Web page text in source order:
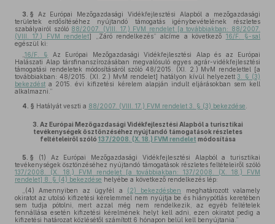
3. § Az Európai Mezőgazdasági Vidékfejlesztési Alapból a mezőgazdasági
területek erdősítéséhez nyújtandó támogatás igénybevételének részletes
szabályairól szóló 88/2007. (VIII. 17.) FVM rendelet [a továbbiakban: 88/2007.
(VIII. 17.) FVM rendelet] „Záró rendelkezés” alcíme a következő 16/F. §-sal
egészül ki:
16/F. §
Az Európai Mezőgazdasági Vidékfejlesztési Alap és az Európai
Halászati Alap társfinanszírozásában megvalósuló egyes agrár-vidékfejlesztési
támogatási rendeletek módosításáról szóló 48/2015. (XI. 2.) MvM rendelettel [a
továbbiakban: 48/2015. (XI. 2.) MvM rendelet] hatályon kívül helyezett3. § (3)
bekezdést a 2015. évi kifizetési kérelem alapján indult eljárásokban sem kell
alkalmazni.”
4. § Hatályát veszti a 88/2007. (VIII. 17.) FVM rendelet 3. § (3) bekezdése
3. Az Európai Mezőgazdasági Vidékfejlesztési Alapból a turisztikai
tevékenységek ösztönzéséhez nyújtandó támogatások részletes
feltételeiről szóló 137/2008. (X. 18.) FVM rendelet módosítása
5. § (1) Az Európai Mezőgazdasági Vidékfejlesztési Alapból a turisztikai
tevékenységek ösztönzéséhez nyújtandó támogatások részletes feltételeiről szóló
137/2008. (X. 18.) FVM rendelet [a továbbiakban: 137/2008. (X. 18.) FVM
rendelet] 8. § (4) bekezdése helyébe a következő rendelkezés lép:
„(4) Amennyiben az ügyfél a (2) bekezdésben
meghatározott valamely
okiratot az utolsó kifizetési kérelemmel nem nyújtja be és hiánypótlás keretében
sem tudja pótolni, mert azzal még nem rendelkezik, az egyéb feltételek
fennállása esetén kifizetési kérelmének helyt kell adni, ezen okiratot pedig a
kifizetési határozat közlésétől számított 6 hónapon belül kell benyújtania.”